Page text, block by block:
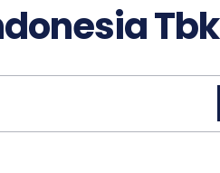
Tbk